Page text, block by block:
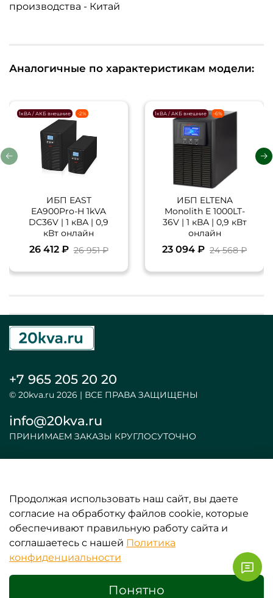
производства - Китай
Аналогичные по характеристикам модели:
1кВА / АКБ внешние -2%
ИБП EAST
EA900Pro-H 1kVA
DC36V | 1 кВА | 0,9
кВт онлайн
26 412 ₽ 26 951 ₽
1кВА / АКБ внешние -6%
ИБП ELTENA
Monolith E 1000LT-
36V | 1 кВА | 0,9 кВт
онлайн
23 094 ₽ 24 568 ₽
ООО «АКБ и ИБП»
+7 965 205 20 20
© 20kva.ru 2026 | ВСЕ ПРАВА ЗАЩИЩЕНЫ
info@20kva.ru
ПРИНИМАЕМ ЗАКАЗЫ КРУГЛОСУТОЧНО
Продолжая использовать наш сайт, вы даете
согласие на обработку файлов cookie, которые
обеспечивают правильную работу сайта и
соглашаетесь с нашей Политика
конфиденциальности
Понятно